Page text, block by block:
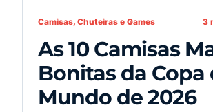
Camisas, Chuteiras e Games 3
As 10 Camisas
Bonitas da Copa
Mundo de 2026